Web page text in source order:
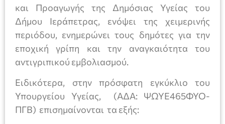
και Προαγωγής της Δημόσιας Υγείας του
Δήμου Ιεράπετρας, ενόψει της χειμερινής
περιόδου, ενημερώνει τους δημότες για την
εποχική γρίπη και την αναγκαιότητα του
αντιγριπικού εμβολιασμού.
Ειδικότερα, στην πρόσφατη εγκύκλιο του
Υπουργείου Υγείας, (ΑΔΑ: ΨΩΥΕ465ΦΥΟ-
ΠΓΒ) επισημαίνονται τα εξής: